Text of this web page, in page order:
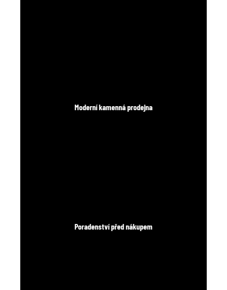
Moderní kamenná prodejna
Poradenství před nákupem